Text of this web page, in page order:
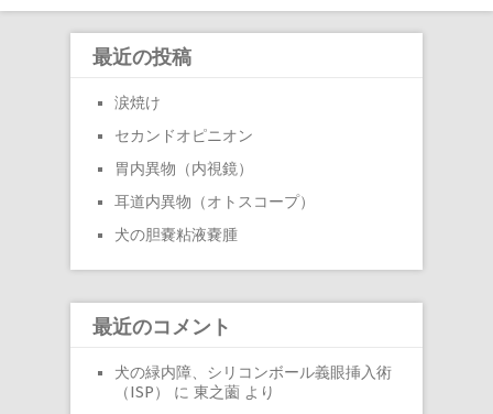
最近の投稿
涙焼け
セカンドオピニオン
胃内異物（内視鏡）
耳道内異物（オトスコープ）
犬の胆嚢粘液嚢腫
最近のコメント
犬の緑内障、シリコンボール義眼挿入術
（ISP）
に 東之薗 より